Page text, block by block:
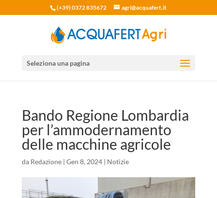
(+39) 0372 835672 agri@acquafert.it
Seleziona una pagina
Bando Regione Lombardia
per l’ammodernamento
delle macchine agricole
da Redazione| Gen 8, 2024| Notizie